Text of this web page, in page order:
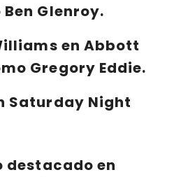
Glenroy.
en Abbott
Gregory Eddie.
Saturday Night
en